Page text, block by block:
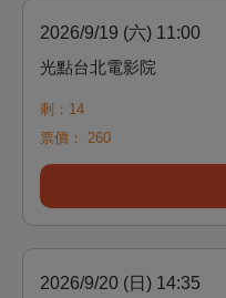
2026/9/19 (六) 11:00
光點台北電影院
剩：14
票價：
260
2026/9/20 (日) 14:35